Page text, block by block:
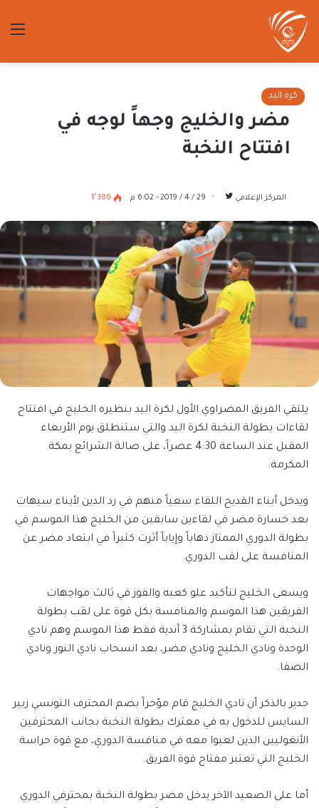
كرة اليد
مضر والخليج وجهاً لوجه في
افتتاح النخبة
المركز الإعلامي
تابع
تويتر
29 / 4 / 2019 - 6:02 م 1٬386
يلتقي الفريق المضراوي الأول لكرة اليد بنظيره الخليج في افتتاح
لقاءات بطولة النخبة لكرة اليد والتي ستنطلق يوم الأربعاء
المقبل عند الساعة 4:30 عصراً، على صالة الشرائع بمكة
المكرمة.
ويدخل أبناء القديح اللقاء سعياً منهم في رد الدين لأبناء سيهات
بعد خسارة مضر في لقاءين سابقين من الخليج هذا الموسم في
بطولة الدوري الممتاز ذهاباً وإياباً أثرت كثيراً في ابتعاد مضر عن
المنافسة على لقب الدوري.
ويسعى الخليج لتأكيد علو كعبه والفوز في ثالث مواجهات
الفريقين هذا الموسم والمنافسة بكل قوة على لقب بطولة
النخبة التي تقام بمشاركة 3 أندية فقط هذا الموسم وهم نادي
الوحدة ونادي الخليج ونادي مضر، بعد انسحاب نادي النور ونادي
الصفا.
جدير بالذكر أن نادي الخليج قام مؤخراً بضم المحترف التونسي زبير
السايس للدخول به في معترك بطولة النخبة بجانب المحترفين
الأنغوليين الذين لعبوا معه في منافسة الدوري، مع قوة حراسة
الخليج التي تعتبر مفتاح قوة الفريق.
أما على الصعيد الآخر يدخل مضر بطولة النخبة بمحترفي الدوري